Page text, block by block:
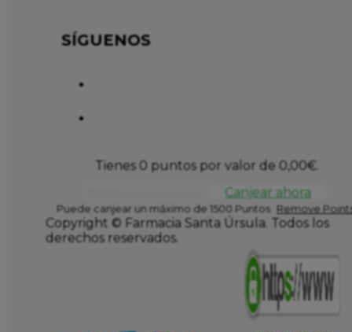
SÍGUENOS
Tienes 0 puntos por valor de 0,00€.
Canjear ahora
Puede canjear un máximo de 1500 Puntos Remove
Copyright © Farmacia Santa Úrsula. Todos los
derechos reservados.